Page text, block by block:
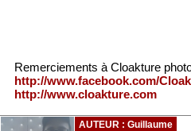
Remerciements à Cloakture
http://www.facebook.com/
http://www.cloakture.com
AUTEUR : Guillaume